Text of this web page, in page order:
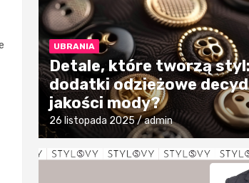
UBRANIA
Detale, które tworzą
dodatki odzieżowe
jakości mody?
26 listopada 2025 admin